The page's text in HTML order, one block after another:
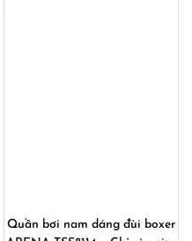
Quần bơi nam dáng đùi boxer